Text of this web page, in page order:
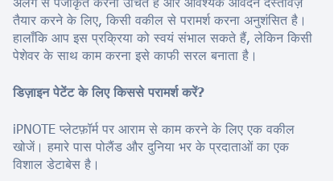
तैयार करने के लिए, किसी वकील से परामर्श करना अनुशंसित है।
हालाँकि आप इस प्रक्रिया को स्वयं संभाल सकते हैं, लेकिन किसी
पेशेवर के साथ काम करना इसे काफी सरल बनाता है।
डिज़ाइन पेटेंट के लिए किससे परामर्श करें?
iPNOTE प्लेटफ़ॉर्म पर आराम से काम करने के लिए एक वकील
खोजें। हमारे पास पोलैंड और दुनिया भर के प्रदाताओं का एक
विशाल डेटाबेस है।